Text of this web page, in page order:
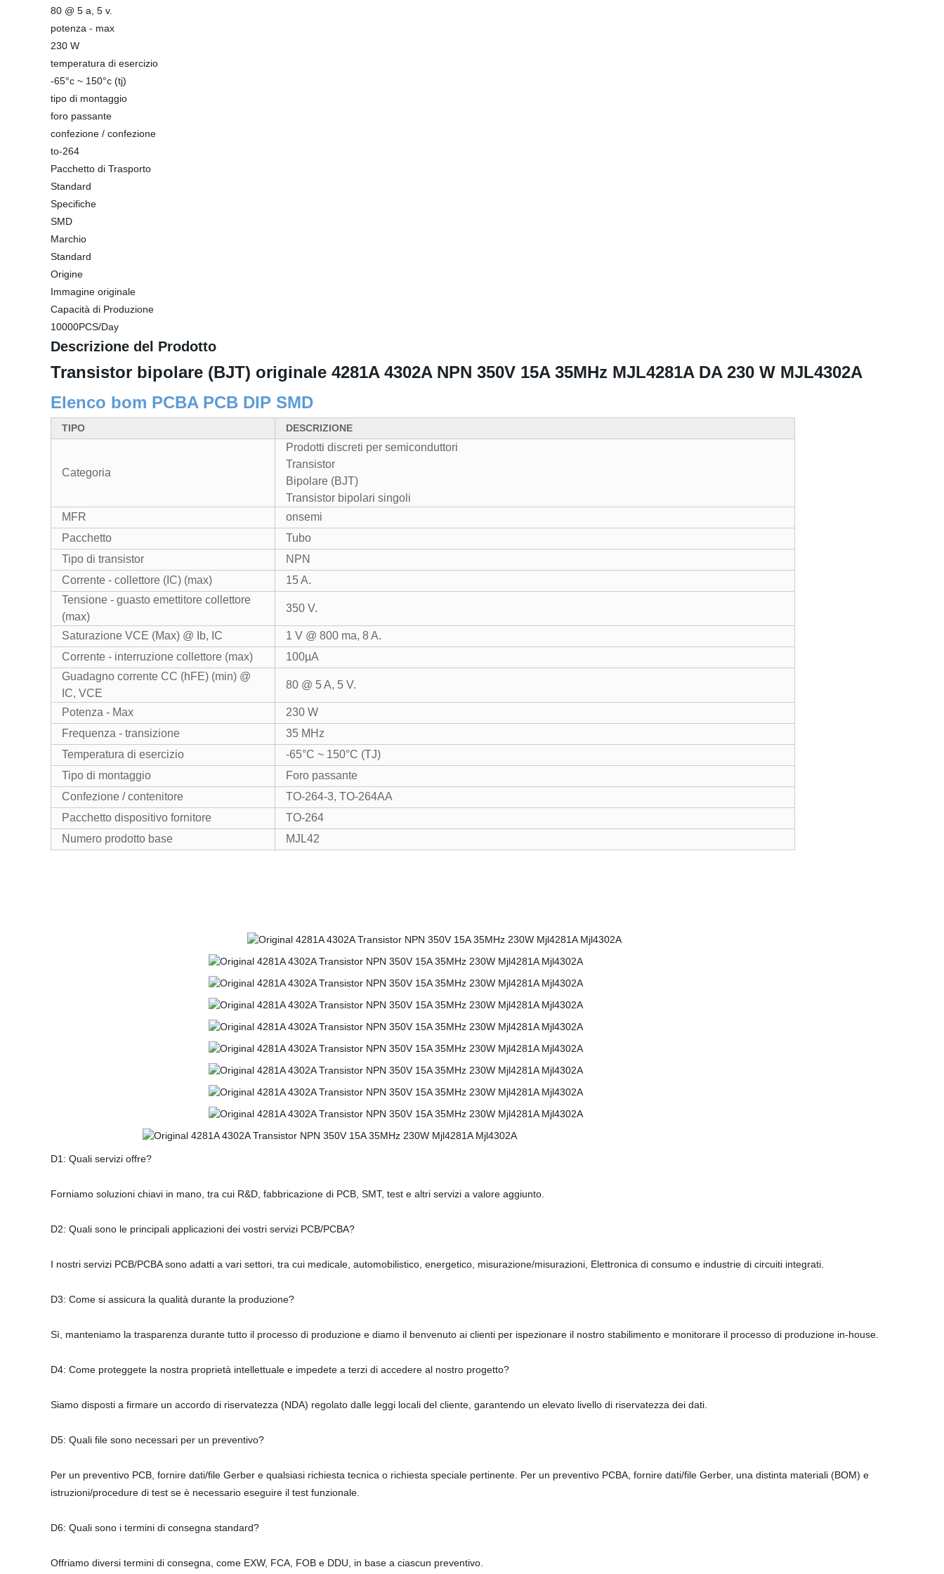
80 @ 5 a, 5 v.
potenza - max
230 W
temperatura di esercizio
-65°c ~ 150°c (tj)
tipo di montaggio
foro passante
confezione / confezione
to-264
Pacchetto di Trasporto
Standard
Specifiche
SMD
Marchio
Standard
Origine
Immagine originale
Capacità di Produzione
10000PCS/Day
Descrizione del Prodotto
Transistor bipolare (BJT) originale 4281A 4302A NPN 350V 15A 35MHz MJL4281A DA 230 W MJL4302A
Elenco bom PCBA PCB DIP SMD
TIPO DESCRIZIONE
Categoria
Prodotti discreti per semiconduttori
Transistor
Bipolare (BJT)
Transistor bipolari singoli
MFR
onsemi
Pacchetto
Tubo
Tipo di transistor
NPN
Corrente - collettore (IC) (max)
15 A.
Tensione - guasto emettitore collettore
(max)
350 V.
Saturazione VCE (Max) @ Ib, IC
1 V @ 800 ma, 8 A.
Corrente - interruzione collettore (max)
100µA
Guadagno corrente CC (hFE) (min) @
IC, VCE
80 @ 5 A, 5 V.
Potenza - Max
230 W
Frequenza - transizione
35 MHz
Temperatura di esercizio
-65°C ~ 150°C (TJ)
Tipo di montaggio
Foro passante
Confezione / contenitore
TO-264-3, TO-264AA
Pacchetto dispositivo fornitore
TO-264
Numero prodotto base
MJL42
D1: Quali servizi offre?
Forniamo soluzioni chiavi in mano, tra cui R&D, fabbricazione di PCB, SMT, test e altri servizi a valore aggiunto.
D2: Quali sono le principali applicazioni dei vostri servizi PCB/PCBA?
I nostri servizi PCB/PCBA sono adatti a vari settori, tra cui medicale, automobilistico, energetico, misurazione/misurazioni, Elettronica di consumo e industrie di circuiti integrati.
D3: Come si assicura la qualità durante la produzione?
Sì, manteniamo la trasparenza durante tutto il processo di produzione e diamo il benvenuto ai clienti per ispezionare il nostro stabilimento e monitorare il processo di produzione in-house.
D4: Come proteggete la nostra proprietà intellettuale e impedete a terzi di accedere al nostro progetto?
Siamo disposti a firmare un accordo di riservatezza (NDA) regolato dalle leggi locali del cliente, garantendo un elevato livello di riservatezza dei dati.
D5: Quali file sono necessari per un preventivo?
Per un preventivo PCB, fornire dati/file Gerber e qualsiasi richiesta tecnica o richiesta speciale pertinente. Per un preventivo PCBA, fornire dati/file Gerber, una distinta materiali (BOM) e
istruzioni/procedure di test se è necessario eseguire il test funzionale.
D6: Quali sono i termini di consegna standard?
Offriamo diversi termini di consegna, come EXW, FCA, FOB e DDU, in base a ciascun preventivo.